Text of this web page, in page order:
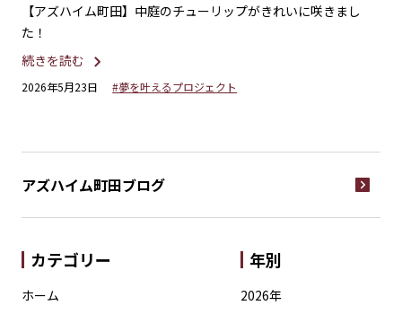
【アズハイム町田】懐かしさ感じる春の一日・江戸東京たても
の園バスツアー
続きを読む
2026年4月22日 #外出イベント
アズハイム町田ブログ
カテゴリー
ホーム
年別
2026年